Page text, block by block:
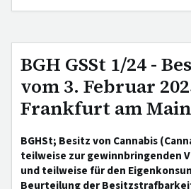
BGH GSSt 1/24 -
vom 3. Februar
Frankfurt am
BGHSt; Besitz von Cannabis
teilweise zur gewinnbringenden
und teilweise für den
Beurteilung der